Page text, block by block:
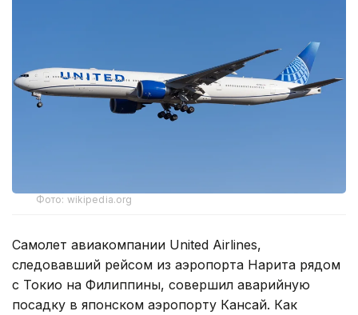
Фото: wikipedia.org
Самолет авиакомпании United Airlines,
следовавший рейсом из аэропорта Нарита рядом
с Токио на Филиппины, совершил аварийную
посадку в японском аэропорту Кансай. Как